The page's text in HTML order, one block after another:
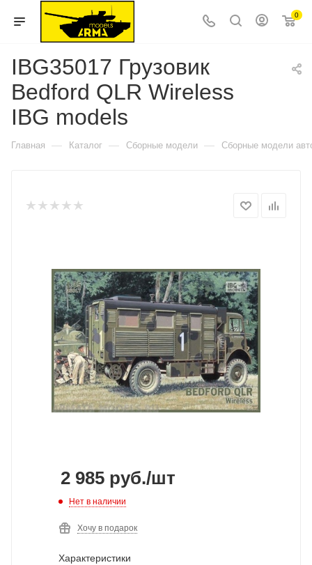
0
IBG35017 Грузовик
Bedford QLR Wireless
IBG models
Главная — Каталог — Сборные модели — Сборные модели
2 985 руб./шт
Нет в наличии
Хочу в подарок
Характеристики